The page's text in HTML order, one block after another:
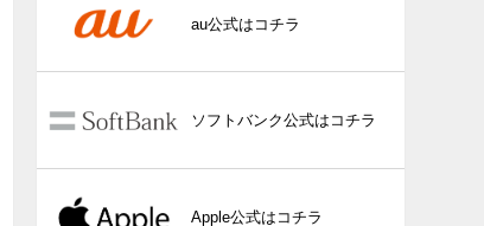
au公式はコチラ
ソフトバンク公式はコチラ
Apple公式はコチラ